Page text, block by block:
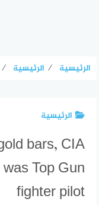
الرئيسية ⁄ الرئيسية ⁄
الرئيسية
bars, CIA
Top Gun
fighter pilot